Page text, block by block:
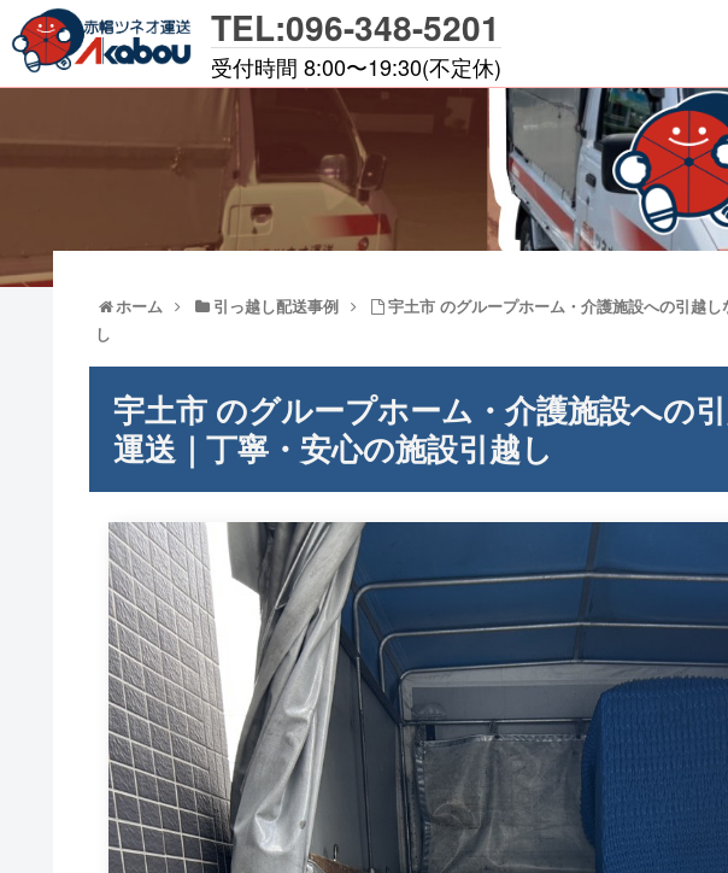
ホーム 引っ越し配送事例
宇土市 のグループホーム・介護施設への引越
し
宇土市 のグループホーム・介護施設への
運送｜丁寧・安心の施設引越し
TEL:096-348-5201
受付時間 8:00〜19:30(不定休)